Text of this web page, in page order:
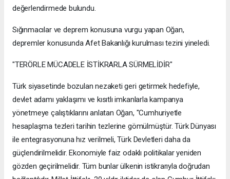
değerlendirmede bulundu.
Sığınmacılar ve deprem konusuna vurgu yapan Oğan,
depremler konusunda Afet Bakanlığı kurulması tezini yineledi.
"TERÖRLE MÜCADELE İSTİKRARLA SÜRMELİDİR"
Türk siyasetinde bozulan nezaketi geri getirmek hedefiyle,
devlet adamı yaklaşımı ve kısıtlı imkanlarla kampanya
yönetmeye çalıştıklarını anlatan Oğan, "Cumhuriyetle
hesaplaşma tezleri tarihin tezlerine gömülmüştür. Türk Dünyası
ile entegrasyonuna hız verilmeli, Türk Devletleri daha da
güçlendirilmelidir. Ekonomiyle faiz odaklı politikalar yeniden
gözden geçirilmelidir. Tüm bunlar ülkenin istikrarıyla doğrudan